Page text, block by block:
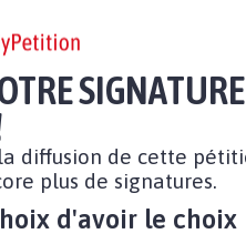
SIGNATURE
diffusion de cette
plus de signatures.
d'avoir le choix